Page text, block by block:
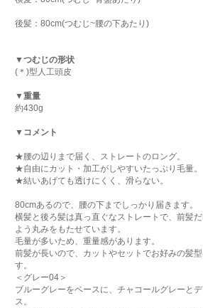
後髪：80cm(つむじ~腰の下あたり)
▼つむじの形状
(＊)型人工頭皮
▼重量
約430g
▼コメント
★腰の辺りまで届く、ストレートのロング。
★自由にカット・加工がしやすいたっぷり毛量。
★結いあげても透けにくく、滑らない。
80cmあるので、腰の下までしっかり届きます。
横髪と後ろ髪は真っ直ぐなストレートで、前髪
よう丸みをもたせています。
毛量が多いため、重量感があります。
前髪が長いので、カットやセットでお好みの髪
す。
＜グレー04＞
ブルーグレーをベースに、チャコールグレーと
ス。